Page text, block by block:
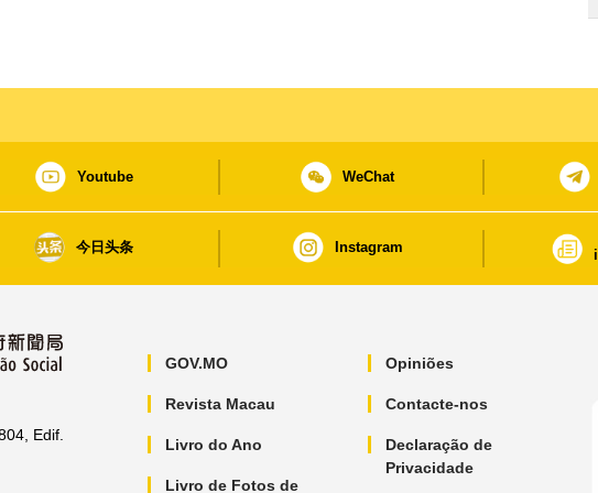
Youtube WeChat
今日头条 Instagram
Edif.
GOV.MO
Revista Macau
Livro do Ano
Livro de Fotos de
Opiniões
Contacte-nos
Declaração de
Privacidade